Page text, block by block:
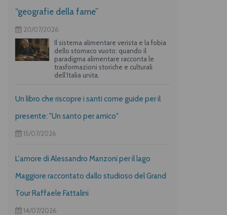
“geografie della fame”
20/07/2026
Il sistema alimentare verista e la fobia
dello stomaco vuoto: quando il
paradigma alimentare racconta le
trasformazioni storiche e culturali
dell’Italia unita.
Un libro che riscopre i santi come guide per il
presente: "Un santo per amico"
15/07/2026
L'amore di Alessandro Manzoni per il lago
Maggiore raccontato dallo studioso del Grand
Tour Raffaele Fattalini
14/07/2026